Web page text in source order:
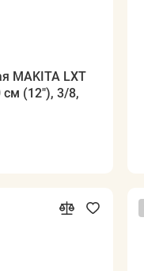
MAKITA LXT
см (12"), 3/8,